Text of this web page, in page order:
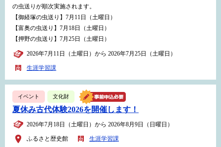
の虫送りが順次実施されます。
【御経塚の虫送り】7月11日（土曜日）
【富奥の虫送り】7月18日（土曜日）
【押野の虫送り】7月25日（土曜日）
2026年7月11日（土曜日）から 2026年7月25日（土曜日）
生涯学習課
イベント 文化財
夏休み古代体験2026を開催します！
2026年7月18日（土曜日）から 2026年8月9日（日曜日）
ふるさと歴史館 生涯学習課